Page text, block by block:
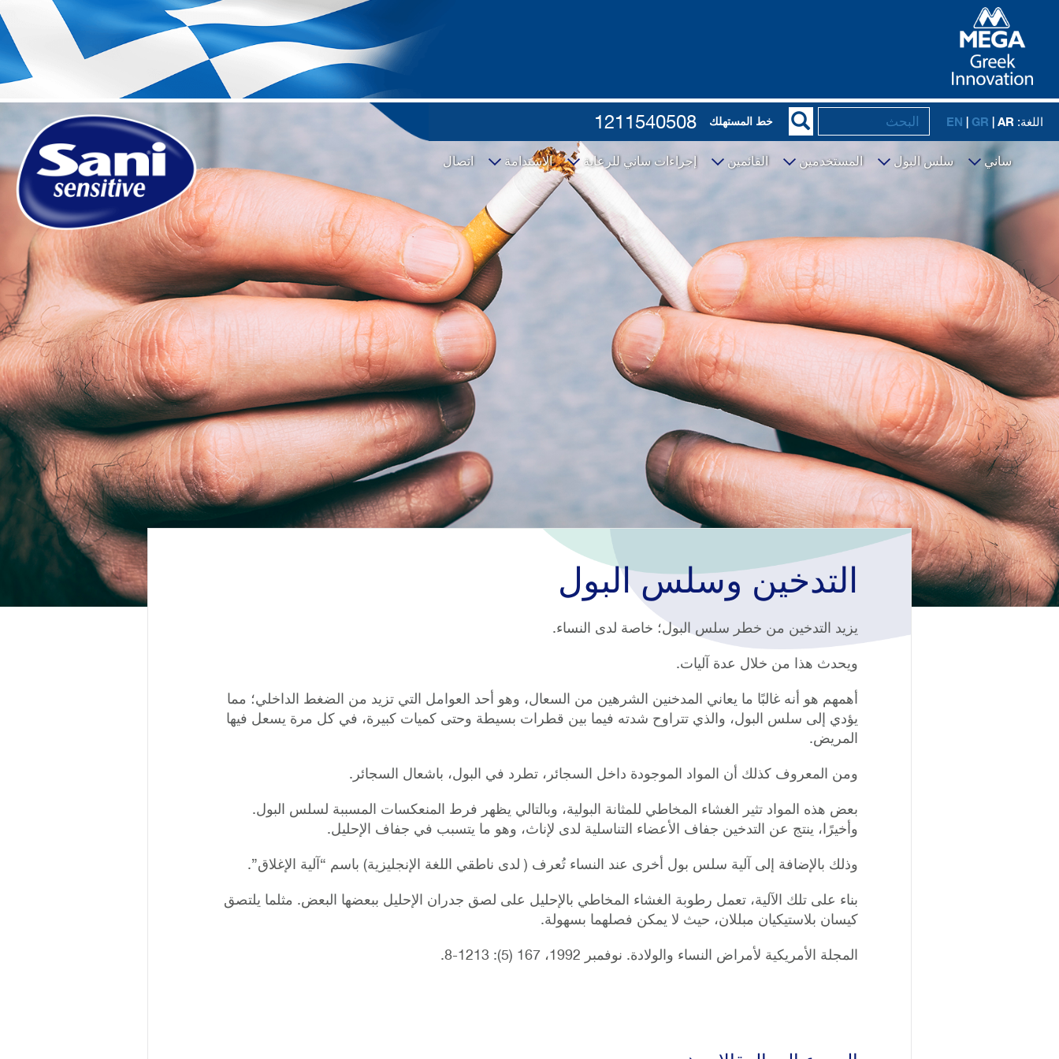
اللغة: EN | GR | AR خط المستهلك 1211540508
ساني سلس البول المستخدمين القائمين إجراءات ساني للرعاية الاستدامة اتصال
التدخين وسلس البول
يزيد التدخين من خطر سلس البول؛ خاصة لدى النساء.
ويحدث هذا من خلال عدة آليات.
أهمهم هو أنه غالبًا ما يعاني المدخنين الشرهين من السعال، وهو أحد العوامل التي تزيد من الضغط الداخلي؛ مما
يؤدي إلى سلس البول، والذي تتراوح شدته فيما بين قطرات بسيطة وحتى كميات كبيرة، في كل مرة يسعل فيها
المريض.
ومن المعروف كذلك أن المواد الموجودة داخل السجائر، تطرد في البول، باشعال السجائر.
بعض هذه المواد تثير الغشاء المخاطي للمثانة البولية، وبالتالي يظهر فرط المنعكسات المسببة لسلس البول.
وأخيرًا، ينتج عن التدخين جفاف الأعضاء التناسلية لدى لإناث، وهو ما يتسبب في جفاف الإحليل.
وذلك بالإضافة إلى آلية سلس بول أخرى عند النساء تُعرف ( لدى ناطقي اللغة الإنجليزية) باسم “آلية الإغلاق”.
بناء على تلك الآلية، تعمل رطوبة الغشاء المخاطي بالإحليل على لصق جدران الإحليل ببعضها البعض. مثلما يلتصق
كيسان بلاستيكيان مبللان، حيث لا يمكن فصلهما بسهولة.
المجلة الأمريكية لأمراض النساء والولادة. نوفمبر 1992، 167 (5): 1213-8.